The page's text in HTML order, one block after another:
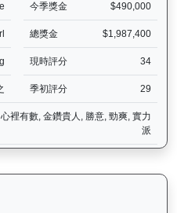
今季獎金 $490,000
總獎金 $1,987,400
現時評分 34
季初評分 29
裡有數, 金鑽貴人, 勝意, 勁爽, 實力
派
）— 評分走勢圖表：追蹤香